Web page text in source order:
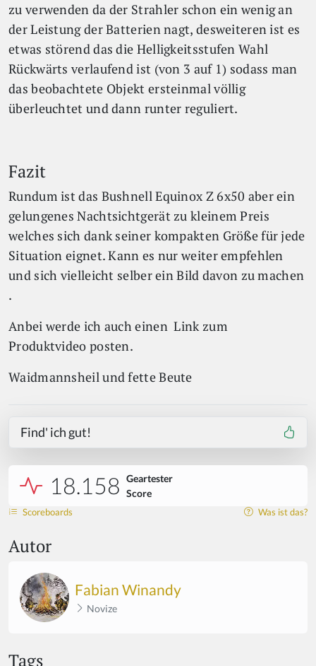
zu verwenden da der Strahler schon ein wenig an
der Leistung der Batterien nagt, desweiteren ist es
etwas störend das die Helligkeitsstufen Wahl
Rückwärts verlaufend ist (von 3 auf 1) sodass man
das beobachtete Objekt ersteinmal völlig
überleuchtet und dann runter reguliert.
Fazit
Rundum ist das Bushnell Equinox Z 6x50 aber ein
gelungenes Nachtsichtgerät zu kleinem Preis
welches sich dank seiner kompakten Größe für jede
Situation eignet. Kann es nur weiter empfehlen
und sich vielleicht selber ein Bild davon zu machen
.
Anbei werde ich auch einen Link zum
Produktvideo posten.
Waidmannsheil und fette Beute
Find' ich gut!
18.158 Geartester
Score
Scoreboards Was ist das?
Autor
Fabian Winandy
Novize
Tags